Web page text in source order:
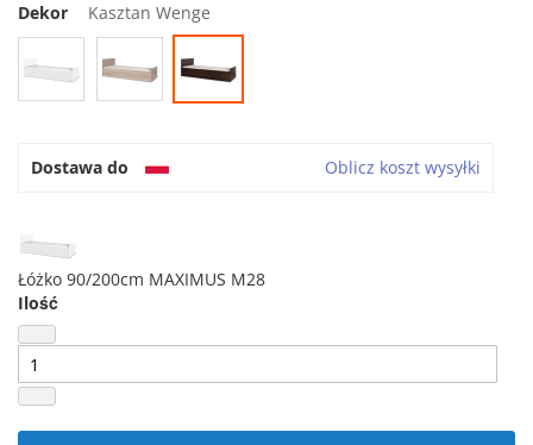
Dekor Kasztan Wenge
Dostawa do Oblicz koszt wysyłki
Łóżko 90/200cm MAXIMUS M28
Ilość